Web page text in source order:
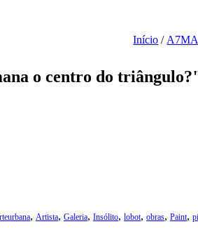
Início / A7MA
o centro do
, Artista, Galeria, Insólito, lobot, obras, Paint,